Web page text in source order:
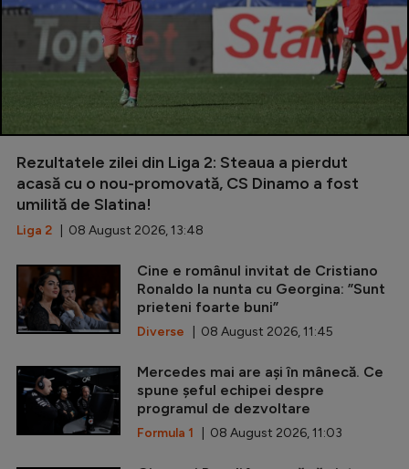
Rezultatele zilei din Liga 2: Steaua a pierdut
acasă cu o nou-promovată, CS Dinamo a fost
umilită de Slatina!
Liga 2 | 08 August 2026, 13:48
Cine e românul invitat de Cristiano
Ronaldo la nunta cu Georgina: ”Sunt
prieteni foarte buni”
Diverse | 08 August 2026, 11:45
Mercedes mai are ași în mânecă. Ce
spune șeful echipei despre
programul de dezvoltare
Formula 1 | 08 August 2026, 11:03